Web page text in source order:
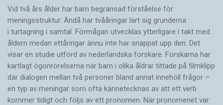
Vid två års ålder har barn begränsad förståelse för
meningsstruktur. Ändå har tvååringar lärt sig grunderna
i turtagning i samtal. Förmågan utvecklas ytterligare i takt med
åldern medan ettåringar ännu inte har snappat upp den. Det
visar en studie utförd av nederländska forskare. Forskarna har
kartlagt ögonrörelserna när barn i olika åldrar tittade på filmklipp
där dialogen mellan två personer bland annat innehöll frågor –
en typ av meningar som ofta kännetecknas av att ett verb
kommer tidigt och följs av ett pronomen. När pronomenet var